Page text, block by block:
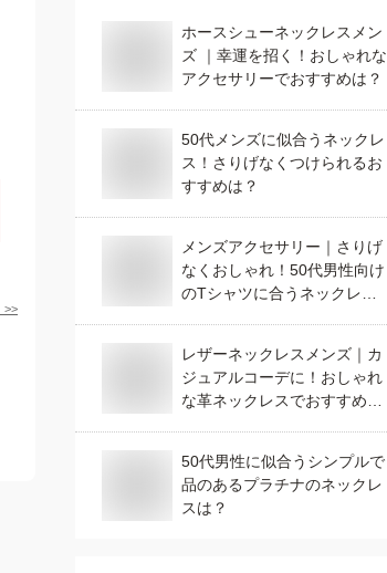
>>
ホースシューネックレスメン
ズ ｜幸運を招く！おしゃれな
アクセサリーでおすすめは？
50代メンズに似合うネックレ
ス！さりげなくつけられるお
すすめは？
メンズアクセサリー｜さりげ
なくおしゃれ！50代男性向け
のTシャツに合うネックレス
レザーネックレスメンズ｜カ
ジュアルコーデに！おしゃれ
な革ネックレスでおすすめ
50代男性に似合うシンプルで
品のあるプラチナのネックレ
スは？